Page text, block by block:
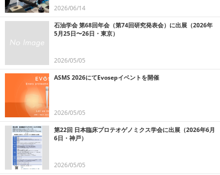
2026/06/14
石油学会 第68回年会（第74回研究発表会）に出展（2026年
5月25日〜26日・東京）
2026/05/05
ASMS 2026にてEvosepイベントを開催
2026/05/05
第22回 日本臨床プロテオゲノミクス学会に出展（2026年6月
6日・神戸）
2026/05/05